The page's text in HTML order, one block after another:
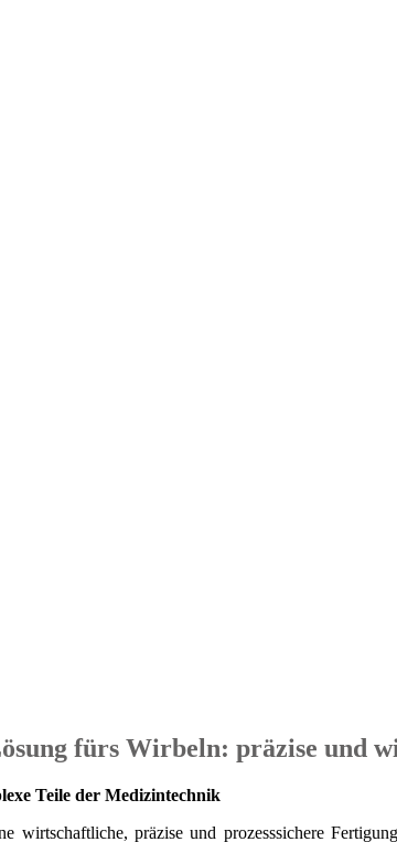
fürs Wirbeln: präzise und
Teile der Medizintechnik
präzise und prozesssichere